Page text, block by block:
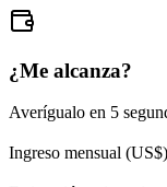
¿Me alcanza?
Averígualo en 5
Ingreso mensual (US$)